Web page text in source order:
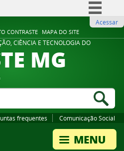
CONTRASTE MAPA DO SITE
Comunica BR
Participe
Legislação
Acessar
CIÊNCIA E TECNOLOGIA DO
MG
frequentes Comunicação Social